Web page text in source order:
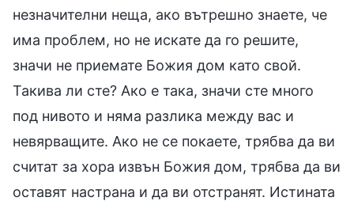
незначителни неща, ако вътрешно знаете, че
има проблем, но не искате да го решите,
значи не приемате Божия дом като свой.
Такива ли сте? Ако е така, значи сте много
под нивото и няма разлика между вас и
невярващите. Ако не се покаете, трябва да ви
считат за хора извън Божия дом, трябва да ви
оставят настрана и да ви отстранят. Истината